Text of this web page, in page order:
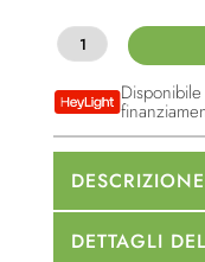
DESCRIZIONE
DETTAGLI